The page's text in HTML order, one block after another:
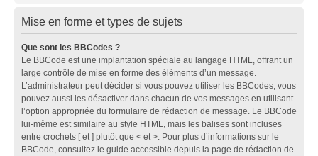
Mise en forme et types de sujets
Que sont les BBCodes ?
Le BBCode est une implantation spéciale au langage HTML, offrant un
large contrôle de mise en forme des éléments d’un message.
L’administrateur peut décider si vous pouvez utiliser les BBCodes, vous
pouvez aussi les désactiver dans chacun de vos messages en utilisant
l’option appropriée du formulaire de rédaction de message. Le BBCode
lui-même est similaire au style HTML, mais les balises sont incluses
entre crochets [ et ] plutôt que < et >. Pour plus d’informations sur le
BBCode, consultez le guide accessible depuis la page de rédaction de